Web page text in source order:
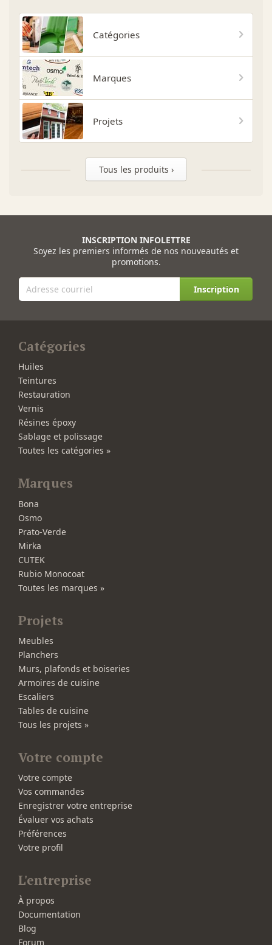
Catégories
Marques
Projets
Tous les produits ›
INSCRIPTION INFOLETTRE
Soyez les premiers informés de nos nouveautés et
promotions.
Inscription
Catégories
Huiles
Teintures
Restauration
Vernis
Résines époxy
Sablage et polissage
Toutes les catégories »
Marques
Bona
Osmo
Prato-Verde
Mirka
CUTEK
Rubio Monocoat
Toutes les marques »
Projets
Meubles
Planchers
Murs, plafonds et boiseries
Armoires de cuisine
Escaliers
Tables de cuisine
Tous les projets »
Votre compte
Votre compte
Vos commandes
Enregistrer votre entreprise
Évaluer vos achats
Préférences
Votre profil
L'entreprise
À propos
Documentation
Blog
Forum